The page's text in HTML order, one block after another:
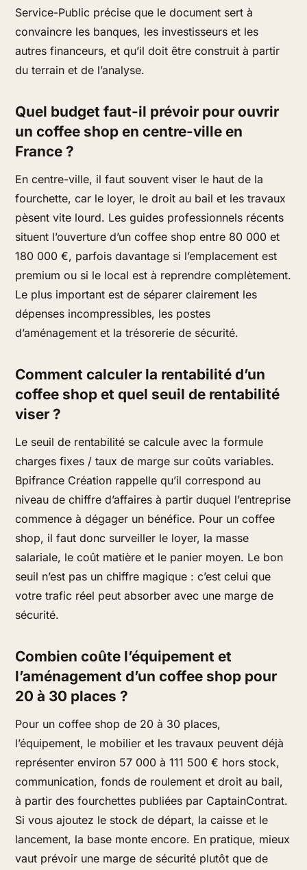
Service-Public précise que le document sert à
convaincre les banques, les investisseurs et les
autres financeurs, et qu’il doit être construit à partir
du terrain et de l’analyse.
Quel budget faut-il prévoir pour ouvrir
un coffee shop en centre-ville en
France ?
En centre-ville, il faut souvent viser le haut de la
fourchette, car le loyer, le droit au bail et les travaux
pèsent vite lourd. Les guides professionnels récents
situent l’ouverture d’un coffee shop entre 80 000 et
180 000 €, parfois davantage si l’emplacement est
premium ou si le local est à reprendre complètement.
Le plus important est de séparer clairement les
dépenses incompressibles, les postes
d’aménagement et la trésorerie de sécurité.
Comment calculer la rentabilité d’un
coffee shop et quel seuil de rentabilité
viser ?
Le seuil de rentabilité se calcule avec la formule
charges fixes / taux de marge sur coûts variables.
Bpifrance Création rappelle qu’il correspond au
niveau de chiffre d’affaires à partir duquel l’entreprise
commence à dégager un bénéfice. Pour un coffee
shop, il faut donc surveiller le loyer, la masse
salariale, le coût matière et le panier moyen. Le bon
seuil n’est pas un chiffre magique : c’est celui que
votre trafic réel peut absorber avec une marge de
sécurité.
Combien coûte l’équipement et
l’aménagement d’un coffee shop pour
20 à 30 places ?
Pour un coffee shop de 20 à 30 places,
l’équipement, le mobilier et les travaux peuvent déjà
représenter environ 57 000 à 111 500 € hors stock,
communication, fonds de roulement et droit au bail,
à partir des fourchettes publiées par CaptainContrat.
Si vous ajoutez le stock de départ, la caisse et le
lancement, la base monte encore. En pratique, mieux
vaut prévoir une marge de sécurité plutôt que de